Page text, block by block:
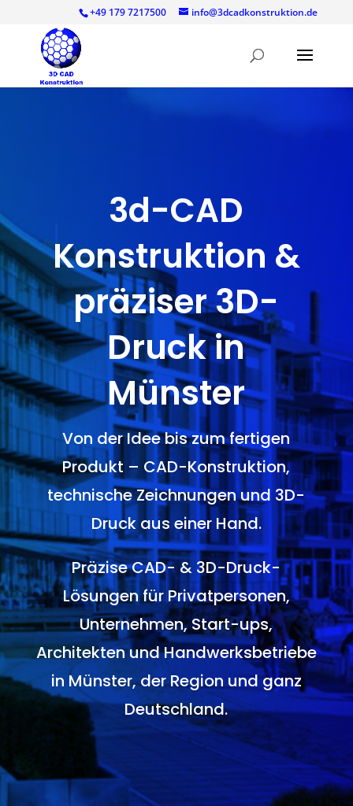
+49 179 7217500 info@3dcadkonstruktion.de
3d-CAD
Konstruktion &
präziser 3D-
Druck in
Münster
Von der Idee bis zum fertigen
Produkt – CAD-Konstruktion,
technische Zeichnungen und 3D-
Druck aus einer Hand.
Präzise CAD- & 3D-Druck-
Lösungen für Privatpersonen,
Unternehmen, Start-ups,
Architekten und Handwerksbetriebe
in Münster, der Region und ganz
Deutschland.